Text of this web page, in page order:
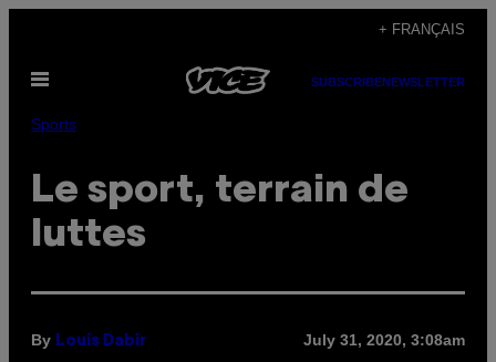
content
+ FRANÇAIS
Open
SUBSCRIBENEWSLETTER
Sports
Le sport, terrain de
luttes
By Louis Dabir July 31, 2020, 3:08am